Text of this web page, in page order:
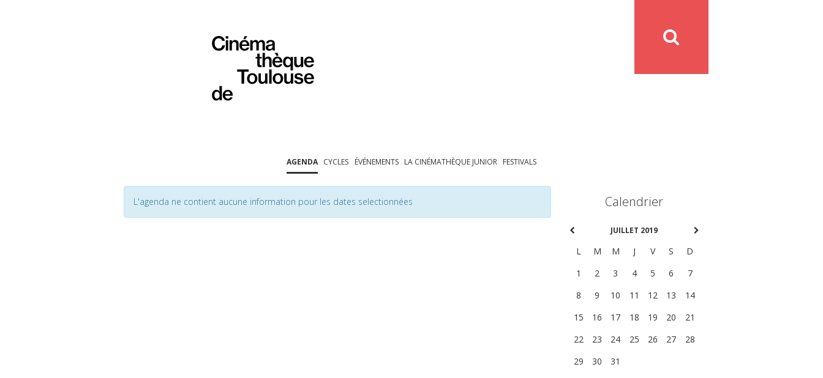
AGENDA CYCLES ÉVÉNEMENTS LA CINÉMATHÈQUE JUNIOR FESTIVALS
L'agenda ne contient aucune information pour les dates selectionnées Calendrier
JUILLET 2019
L M M J V S
D
1
2 3 4 5 6
7
8
9 10 11 12 13
14
15
16 17 18 19 20
21
22
23 24 25 26 27
28
29
30 31